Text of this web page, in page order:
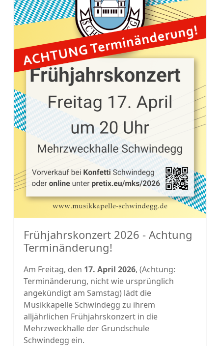
Frühjahrskonzert 2026 - Achtung
Terminänderung!
Am Freitag, den 17. April 2026, (Achtung:
Terminänderung, nicht wie ursprünglich
angekündigt am Samstag) lädt die
Musikkapelle Schwindegg zu ihrem
alljährlichen Frühjahrskonzert in die
Mehrzweckhalle der Grundschule
Schwindegg ein.